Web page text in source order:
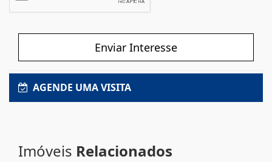
Enviar Interesse
AGENDE UMA VISITA
Imóveis Relacionados